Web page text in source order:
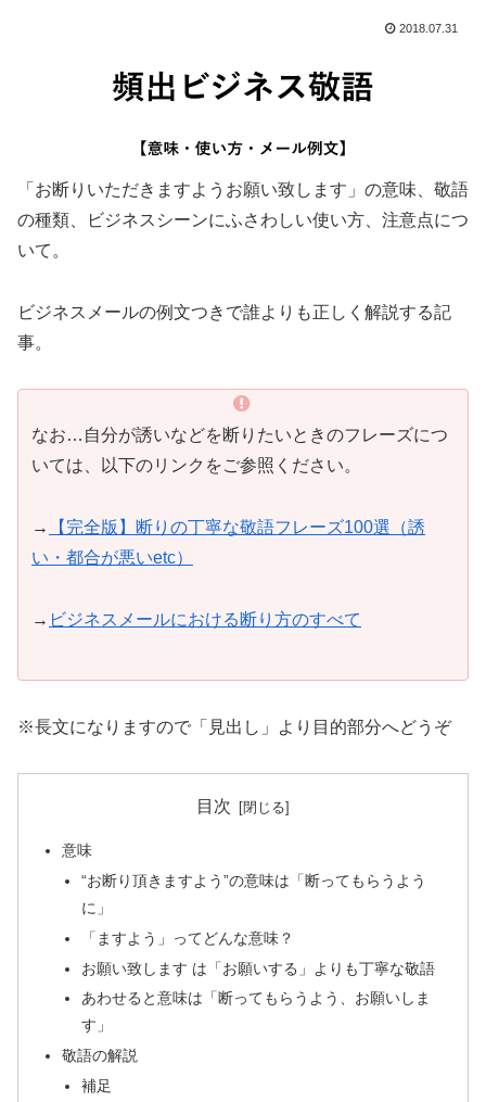
2018.07.31
「お断りいただきますようお願い致します」の意味、敬語
の種類、ビジネスシーンにふさわしい使い方、注意点につ
いて。
ビジネスメールの例文つきで誰よりも正しく解説する記
事。
なお…自分が誘いなどを断りたいときのフレーズにつ
いては、以下のリンクをご参照ください。
→
【完全版】断りの丁寧な敬語フレーズ100選（誘
い・都合が悪いetc）
→ ビジネスメールにおける断り方のすべて
※長文になりますので「見出し」より目的部分へどうぞ
目次
意味
“お断り頂きますよう”の意味は「断ってもらうよう
に」
「ますよう」ってどんな意味？
お願い致します は「お願いする」よりも丁寧な敬語
あわせると意味は「断ってもらうよう、お願いしま
す」
敬語の解説
補足